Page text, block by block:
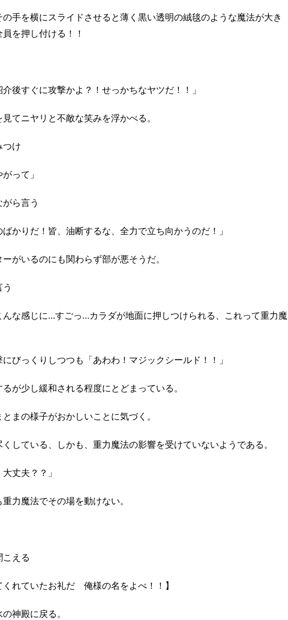
手を横にスライドさせると薄く黒い透明の絨毯のような魔法が大き
を押し付ける！！
後すぐに攻撃かよ？！せっかちなヤツだ！！」
てニヤリと不敵な笑みを浮かべる。
つけ
って」
ら言う
ばかりだ！皆、油断するな、全力で立ち向かうのだ！」
がいるのにも関わらず部が悪そうだ。
んな感じに…すごっ…カラダが地面に押しつけられる、これって重力魔
びっくりしつつも「あわわ！マジックシールド！！」
が少し緩和される程度にとどまっている。
まの様子がおかしいことに気づく。
している、しかも、重力魔法の影響を受けていないようである。
丈夫？？」
力魔法でその場を動けない。
える
くれていたお礼だ 俺様の名をよべ！！】
神殿に戻る。